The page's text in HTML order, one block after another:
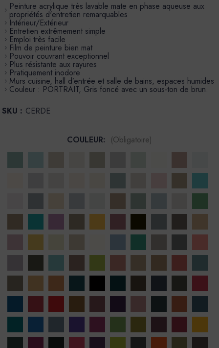
Peinture acrylique très lavable mate en phase aqueuse aux
propriétés d'entretien remarquables
Intérieur/Extérieur
Entretien extrêmement simple
Emploi très facile
Film de peinture bien mat
Pouvoir couvrant exceptionnel
Plus résistante aux rayures
Pratiquement inodore
Murs cuisine, hall d’entrée et salle de bains, espaces humides
Couleur : PORTRAIT, Gris foncé avec un sous-ton de brun.
SKU : CERDE
COULEUR: (Obligatoire)